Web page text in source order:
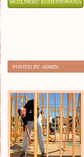
MOŻLIWOŚĆ KOMENTOWANIA
POSTED BY ADMIN